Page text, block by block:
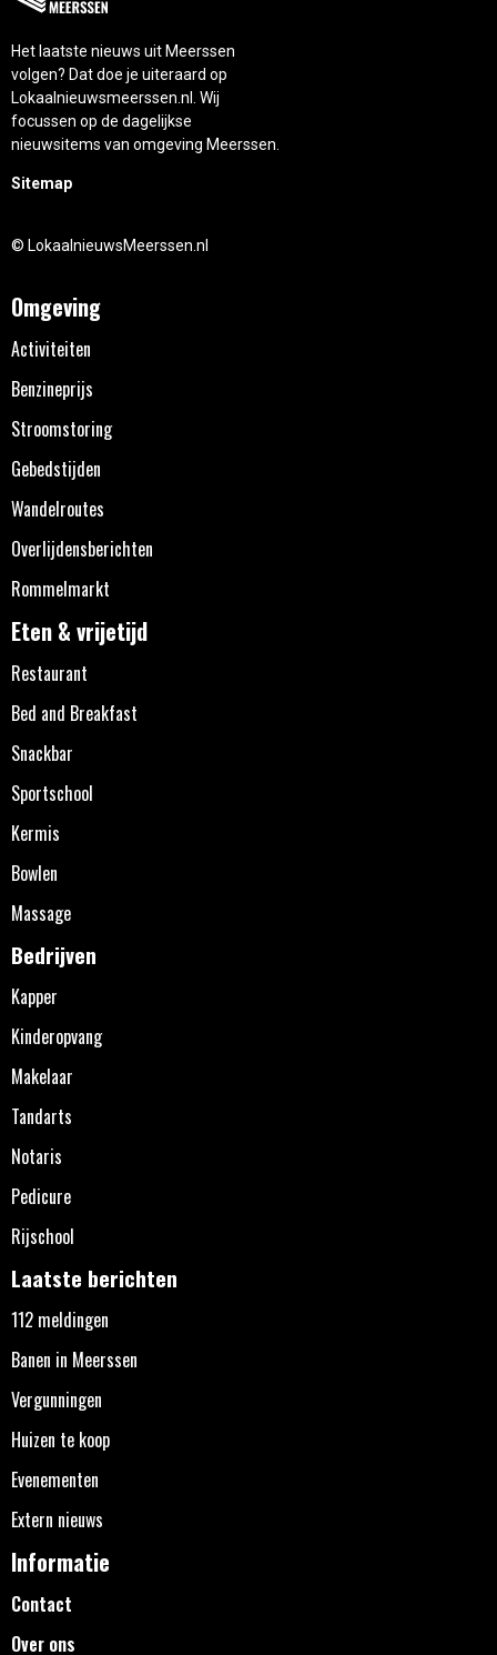
Het laatste nieuws uit Meerssen
volgen? Dat doe je uiteraard op
Lokaalnieuwsmeerssen.nl. Wij
focussen op de dagelijkse
nieuwsitems van omgeving Meerssen.
Sitemap
© LokaalnieuwsMeerssen.nl
Omgeving
Activiteiten
Benzineprijs
Stroomstoring
Gebedstijden
Wandelroutes
Overlijdensberichten
Rommelmarkt
Eten & vrijetijd
Restaurant
Bed and Breakfast
Snackbar
Sportschool
Kermis
Bowlen
Massage
Bedrijven
Kapper
Kinderopvang
Makelaar
Tandarts
Notaris
Pedicure
Rijschool
Laatste berichten
112 meldingen
Banen in Meerssen
Vergunningen
Huizen te koop
Evenementen
Extern nieuws
Informatie
Contact
Over ons